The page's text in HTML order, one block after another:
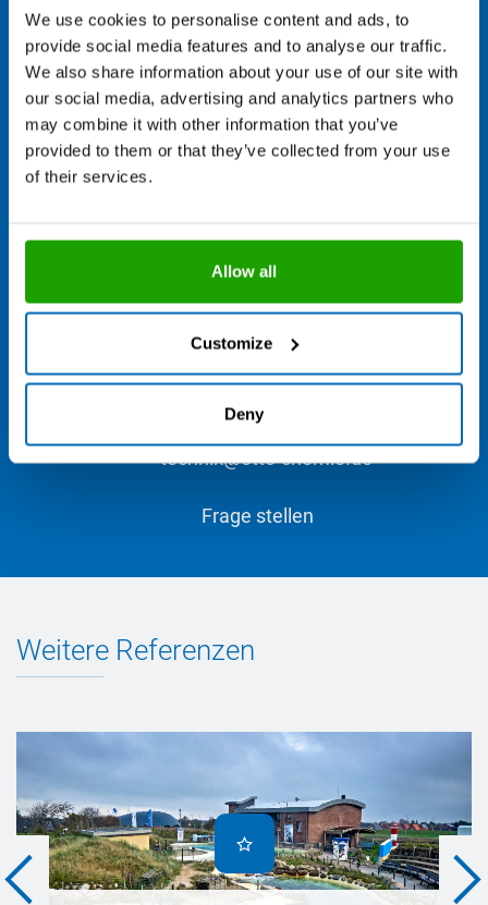
We use cookies to personalise content and ads, to
provide social media features and to analyse our traffic.
We also share information about your use of our site with
our social media, advertising and analytics partners who
may combine it with other information that you’ve
provided to them or that they’ve collected from your use
of their services.
Allow all
Customize
Deny
aktuellen Projekt?
Unsere Anwendungsberatung ist Mo. - Do von 7.00 bis 16.00
Ihre Anfrage.
technik@otto-chemie.de
Frage stellen
Weitere Referenzen